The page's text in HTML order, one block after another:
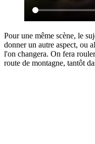
Pour une même scène, le
donner un autre aspect, ou
l'on changera. On fera
route de montagne, tantôt